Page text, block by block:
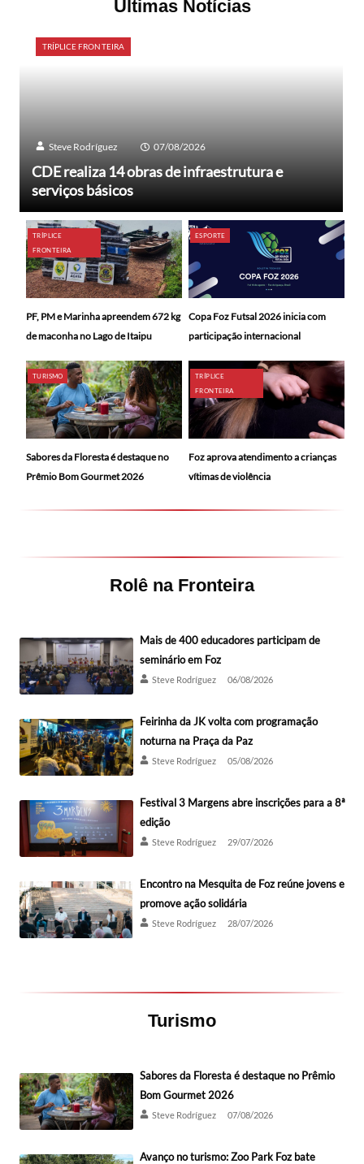
Últimas Notícias
TRÍPLICE FRONTEIRA
Steve Rodríguez 07/08/2026
CDE realiza 14 obras de infraestrutura e
serviços básicos
TRÍPLICE
FRONTEIRA
PF, PM e Marinha apreendem 672 kg
de maconha no Lago de Itaipu
ESPORTE
Copa Foz Futsal 2026 inicia com
participação internacional
TURISMO
Sabores da Floresta é destaque no
Prêmio Bom Gourmet 2026
TRÍPLICE
FRONTEIRA
Foz aprova atendimento a crianças
vítimas de violência
Rolê na Fronteira
Mais de 400 educadores participam de
seminário em Foz
Steve Rodríguez 06/08/2026
Feirinha da JK volta com programação
noturna na Praça da Paz
Steve Rodríguez 05/08/2026
Festival 3 Margens abre inscrições para a 8ª
edição
Steve Rodríguez 29/07/2026
Encontro na Mesquita de Foz reúne jovens e
promove ação solidária
Steve Rodríguez 28/07/2026
Turismo
Sabores da Floresta é destaque no Prêmio
Bom Gourmet 2026
Steve Rodríguez 07/08/2026
Avanço no turismo: Zoo Park Foz bate